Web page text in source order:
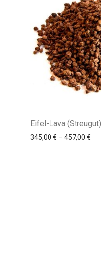
Eifel-Lava (Streugut)
345,00 € – 457,00 €